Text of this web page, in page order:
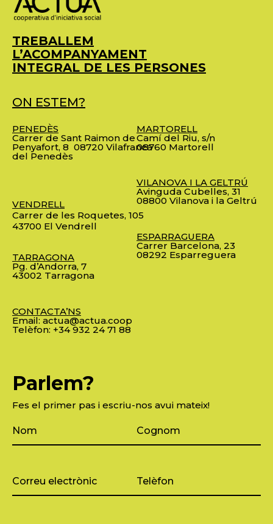
TREBALLEM
L’ACOMPANYAMENT
INTEGRAL DE LES PERSONES
ON ESTEM?
PENEDÈS
Carrer de Sant Raimon de
Penyafort, 8 08720 Vilafranca
del Penedès
VENDRELL
Carrer de les Roquetes, 105
43700 El Vendrell
TARRAGONA
Pg. d’Andorra, 7
43002 Tarragona
CONTACTA’NS
Email: actua@actua.coop
Telèfon: +34 932 24 71 88
MARTORELL
Camí del Riu, s/n
08760 Martorell
VILANOVA I LA GELTRÚ
Avinguda Cubelles, 31
08800 Vilanova i la Geltrú
ESPARRAGUERA
Carrer Barcelona, 23
08292 Esparreguera
Parlem?
Fes el primer pas i escriu-nos avui mateix!